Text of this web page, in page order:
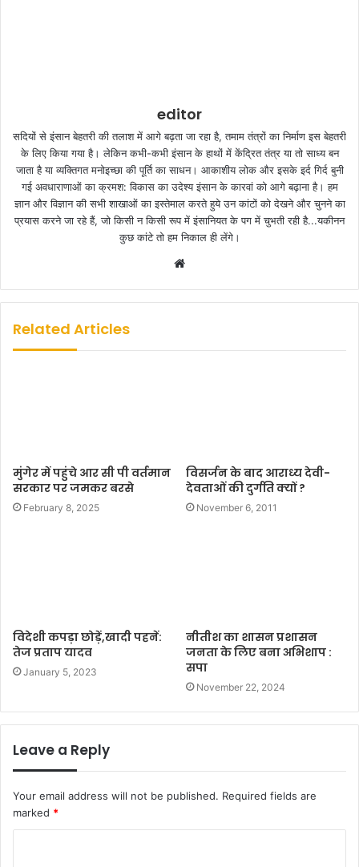
editor
सदियों से इंसान बेहतरी की तलाश में आगे बढ़ता जा रहा है, तमाम तंत्रों का निर्माण इस बेहतरी
के लिए किया गया है। लेकिन कभी-कभी इंसान के हाथों में केंद्रित तंत्र या तो साध्य बन
जाता है या व्यक्तिगत मनोइच्छा की पूर्ति का साधन। आकाशीय लोक और इसके इर्द गिर्द बुनी
गई अवधाराणाओं का क्रमश: विकास का उदेश्य इंसान के कारवां को आगे बढ़ाना है। हम
ज्ञान और विज्ञान की सभी शाखाओं का इस्तेमाल करते हुये उन कांटों को देखने और चुनने का
प्रयास करने जा रहे हैं, जो किसी न किसी रूप में इंसानियत के पग में चुभती रही है...यकीनन
कुछ कांटे तो हम निकाल ही लेंगे।
b
Related Articles
मुंगेर में पहुंचे आर सी पी वर्तमान
सरकार पर जमकर बरसे
February 8, 2025
विसर्जन के बाद आराध्य देवी-
देवताओं की दुर्गति क्यों ?
November 6, 2011
विदेशी कपड़ा छोड़ें,खादी पहनें:
तेज प्रताप यादव
January 5, 2023
नीतीश का शासन प्रशासन
जनता के लिए बना अभिशाप :
सपा
November 22, 2024
Leave a Reply
Your email address will not be published. Required fields are
marked *